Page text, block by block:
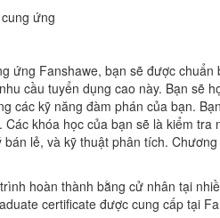
ứng
ứng Fanshawe, bạn sẽ được
cầu tuyển dụng cao này. Bạn sẽ
các kỹ năng đàm phán của bạn.
khóa học của bạn sẽ là kiểm tra
lẻ, và kỹ thuật phân tích.
hoàn thành bằng cử nhân tại
certificate được cung cấp tại